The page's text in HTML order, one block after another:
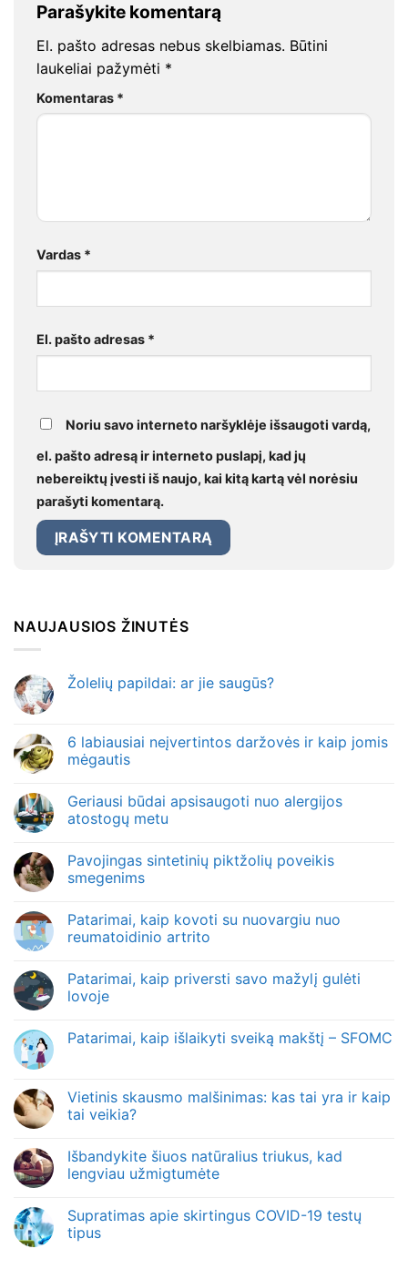
Parašykite komentarą
El. pašto adresas nebus skelbiamas. Būtini
laukeliai pažymėti *
Komentaras *
Vardas *
El. pašto adresas *
Noriu savo interneto naršyklėje išsaugoti vardą,
el. pašto adresą ir interneto puslapį, kad jų
nebereiktų įvesti iš naujo, kai kitą kartą vėl norėsiu
parašyti komentarą.
NAUJAUSIOS ŽINUTĖS
Žolelių papildai: ar jie saugūs?
6 labiausiai neįvertintos daržovės ir kaip jomis
mėgautis
Geriausi būdai apsisaugoti nuo alergijos
atostogų metu
Pavojingas sintetinių piktžolių poveikis
smegenims
Patarimai, kaip kovoti su nuovargiu nuo
reumatoidinio artrito
Patarimai, kaip priversti savo mažylį gulėti
lovoje
Patarimai, kaip išlaikyti sveiką makštį – SFOMC
Vietinis skausmo malšinimas: kas tai yra ir kaip
tai veikia?
Išbandykite šiuos natūralius triukus, kad
lengviau užmigtumėte
Supratimas apie skirtingus COVID-19 testų
tipus